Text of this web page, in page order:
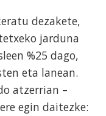
dezakete,
jarduna
%25 dago,
eta lanean.
atzerrian –
egin daitezke: